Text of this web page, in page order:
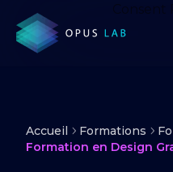
Accueil Formations
Formation en Design